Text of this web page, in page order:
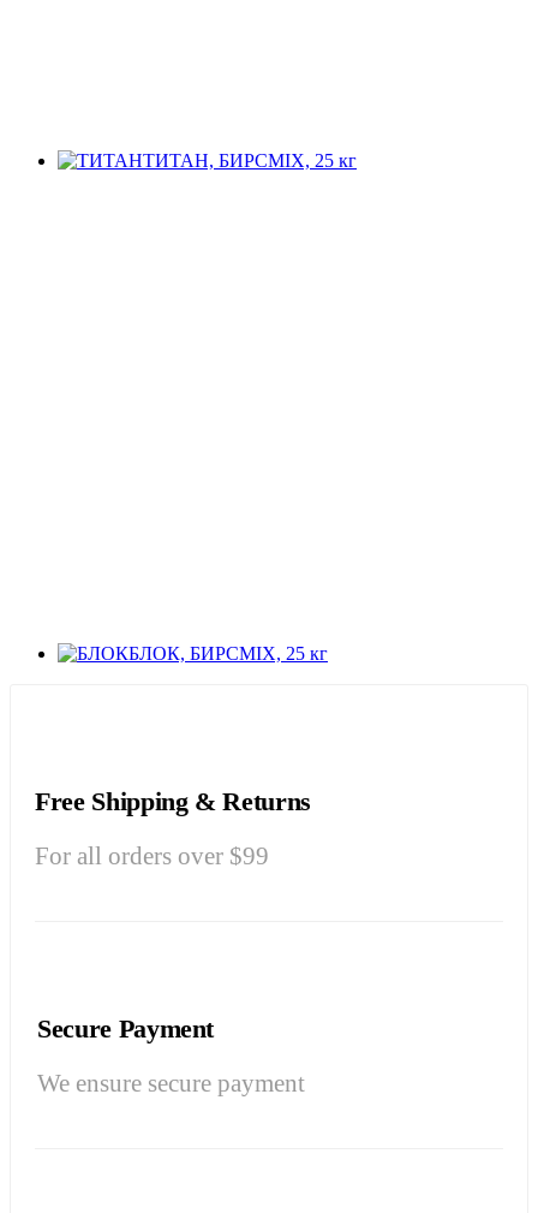
ТИТАН, БИРСMIX, 25 кг
БЛОК, БИРСMIX, 25 кг
Free Shipping & Returns
For all orders over $99
Secure Payment
We ensure secure payment